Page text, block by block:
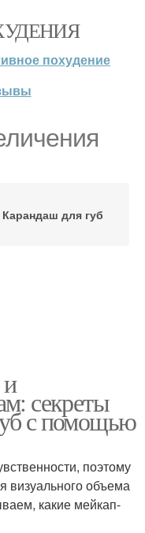
похудение
Карандаш для губ
секреты
с помощью
поэтому
визуального объема
какие мейкап-